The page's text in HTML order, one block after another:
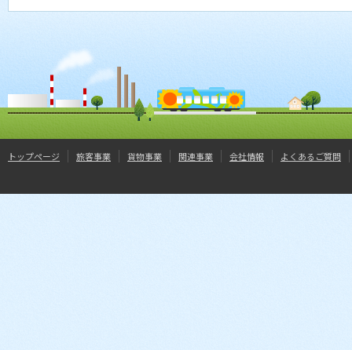
トップページ 旅客事業 貨物事業 関連事業 会社情報 よくあるご質問